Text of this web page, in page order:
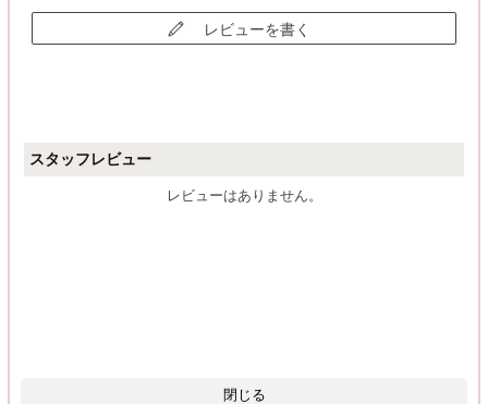
レビューを書く
スタッフレビュー
レビューはありません。
閉じる